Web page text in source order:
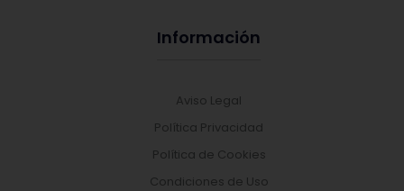
Información
Aviso Legal
Política Privacidad
Política de Cookies
Condiciones de Uso